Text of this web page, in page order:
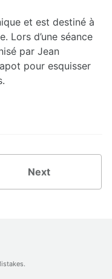
et est destiné à
Lors d’une séance
par Jean
pour esquisser
Next
.